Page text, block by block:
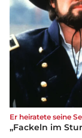
Er heiratete seine
„Fackeln im